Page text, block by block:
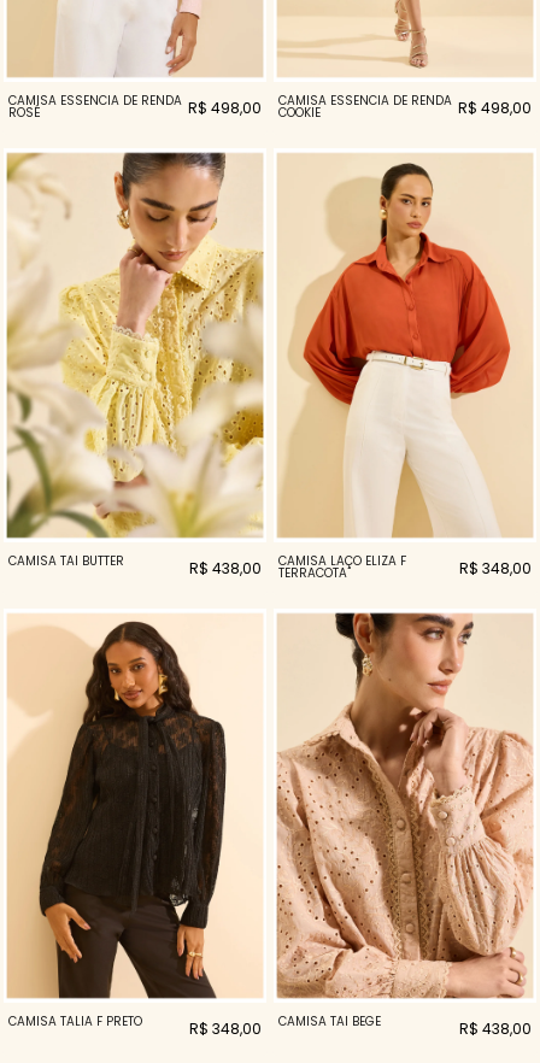
CAMISA ESSENCIA DE RENDA
ROSÉ R$ 498,00 CAMISA ESSENCIA DE RENDA
COOKIE R$ 498,00
CAMISA TAI BUTTER R$ 438,00 CAMISA LAÇO ELIZA F
TERRACOTA R$ 348,00
CAMISA TALIA F PRETO R$ 348,00 CAMISA TAI BEGE R$ 438,00